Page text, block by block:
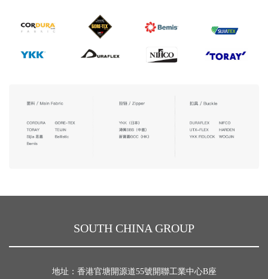
SOUTH CHINA GROUP
地址：香港官塘開源道55號開聯工業中心B座